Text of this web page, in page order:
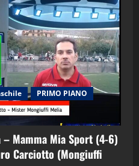
PRIMO PIANO
Mamma Mia Sport (4-6)
Carciotto (Mongiuffi